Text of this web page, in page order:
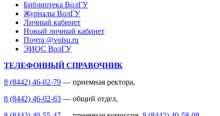
Библиотека ВолГУ
Журналы ВолГУ
Личный кабинет
Новый личный кабинет
Почта @volsu.ru
ЭИОС ВолГУ
ТЕЛЕФОННЫЙ СПРАВОЧНИК
8 (8442) 46-02-79 — приемная ректора,
8 (8442) 46-02-63 — общий отдел,